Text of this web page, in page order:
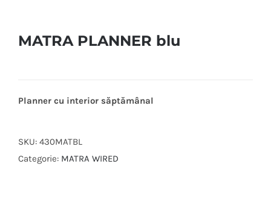
MATRA PLANNER blu
Planner cu interior săptămânal
SKU: 430MATBL
Categorie: MATRA WIRED